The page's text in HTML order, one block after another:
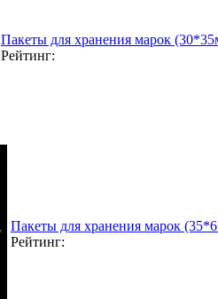
Пакеты для хранения марок
Рейтинг:
Пакеты для хранения марок
Рейтинг: